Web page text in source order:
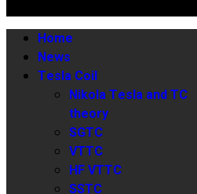
Home
News
Tesla Coil
Nikola Tesla and TC
theory
SGTC
VTTC
HF VTTC
SSTC